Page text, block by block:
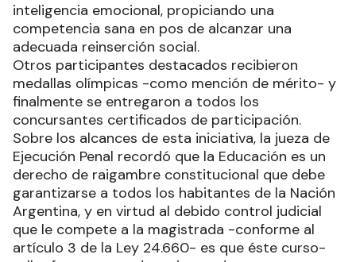
inteligencia emocional, propiciando una
competencia sana en pos de alcanzar una
adecuada reinserción social.
Otros participantes destacados recibieron
medallas olímpicas -como mención de mérito- y
finalmente se entregaron a todos los
concursantes certificados de participación.
Sobre los alcances de esta iniciativa, la jueza de
Ejecución Penal recordó que la Educación es un
derecho de raigambre constitucional que debe
garantizarse a todos los habitantes de la Nación
Argentina, y en virtud al debido control judicial
que le compete a la magistrada -conforme al
artículo 3 de la Ley 24.660- es que éste curso-